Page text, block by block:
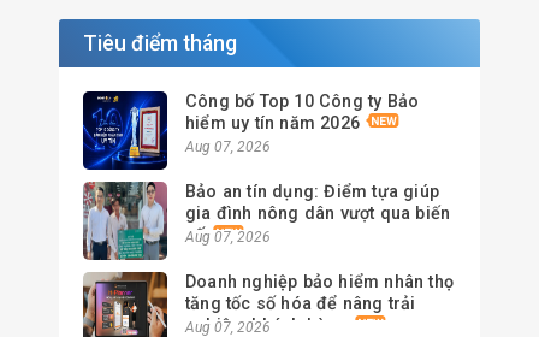
Tiêu điểm tháng
Công bố Top 10 Công ty Bảo
hiểm uy tín năm 2026
Aug 07, 2026
Bảo an tín dụng: Điểm tựa giúp
gia đình nông dân vượt qua biến
cố
Aug 07, 2026
Doanh nghiệp bảo hiểm nhân thọ
tăng tốc số hóa để nâng trải
nghiệm khách hàng
Aug 07, 2026